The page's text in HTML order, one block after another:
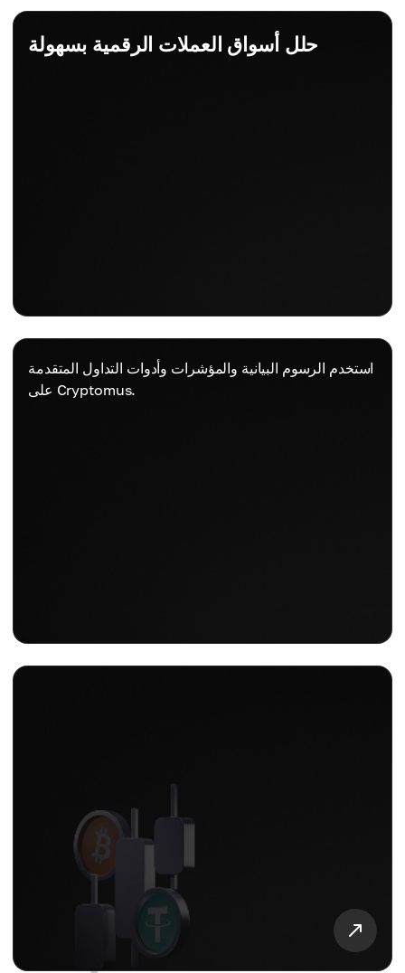
حلل أسواق العملات الرقمية بسهولة
استخدم الرسوم البيانية والمؤشرات وأدوات التداول المتقدمة
على Cryptomus.